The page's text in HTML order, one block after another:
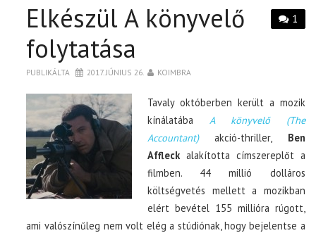
1
Elkészül A könyvelő
folytatása
PUBLIKÁLTA 2017. JÚNIUS 26. KOIMBRA
Tavaly októberben került a mozik
kínálatába A könyvelő (The
Accountant)akció-thriller, Ben
Affleck alakította címszereplőt a
filmben. 44 millió dolláros
költségvetés mellett a mozikban
elért bevétel 155 millióra rúgott,
ami valószínűleg nem volt elég a stúdiónak, hogy bejelentse a